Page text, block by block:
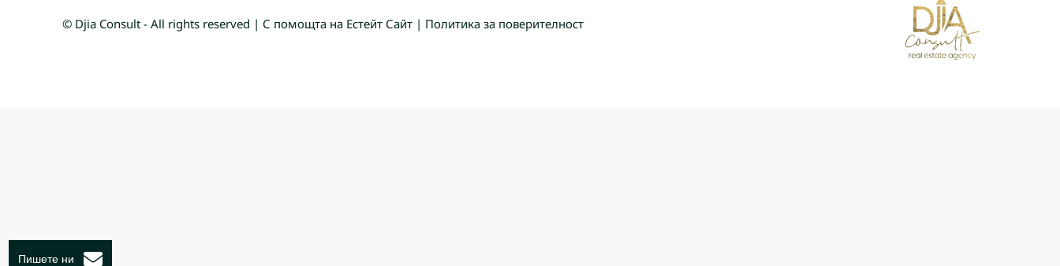
© Djia Consult - All rights reserved | С помощта на Естейт Сайт | Политика за поверителност
Пишете ни